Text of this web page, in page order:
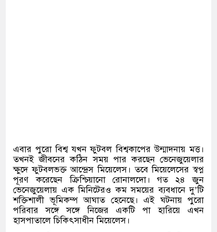
এবার পুরো বিশ্ব যখন ফুটবল বিশ্বকাপের উন্মাদনায় মত্ত।
তখনই জীবনের কঠিন সময় পার করছেন ভেনেজুয়েলার
ক্ষুদে ফুটবলভক্ত আন্দ্রেস মিয়েলেস। তবে মিয়েলেসের স্বপ্ন
পূরণ করেছেন ক্রিশ্চিয়ানো রোনালদো। গত ২৪ জুন
ভেনেজুয়েলায় এক মিনিটেরও কম সময়ের ব্যবধানে দু’টি
শক্তিশালী ভূমিকম্প আঘাত হেনেছে। এই ঘটনায় পুরো
পরিবার সঙ্গে সঙ্গে নিজের একটি পা হারিয়ে এখন
হাসপাতালে চিকিৎসাধীন মিয়েলেস।